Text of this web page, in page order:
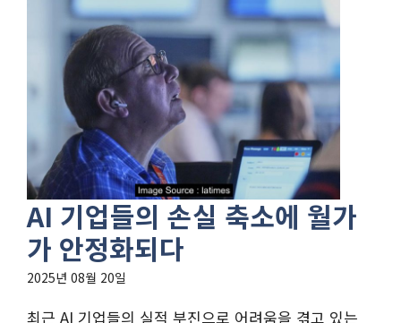
AI 기업들의 손실 축소에 월가
가 안정화되다
2025년 08월 20일
최근 AI 기업들의 실적 부진으로 어려움을 겪고 있는